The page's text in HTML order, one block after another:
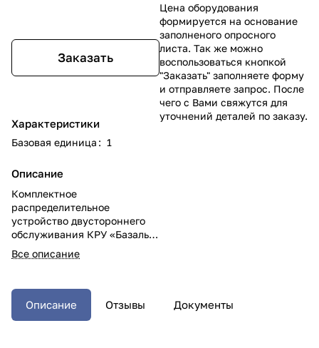
Заказать
Характеристики
Базовая единица : 1
Описание
Комплектное
распределительное
устройство двустороннего
обслуживания КРУ «Базальт»
6 - 20 кВ учитывает самые
современные тенденции в
энергооборудования. Особое
внимание было уделено
обеспечению высокого
Все описание
Цена оборудования
формируется на основание
заполненого опросного
листа. Так же можно
воспользоваться кнопкой
"Заказать" заполняете форму
и отправляете запрос. После
чего с Вами свяжутся для
уточнений деталей по заказу.
Описание Отзывы Документы